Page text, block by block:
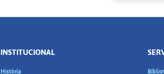
INSTITUCIONAL
História